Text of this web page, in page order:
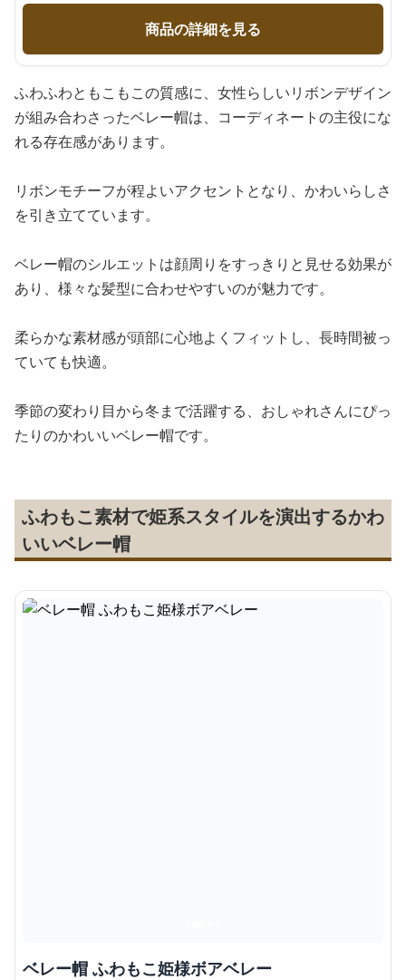
商品の詳細を見る
ふわふわともこもこの質感に、女性らしいリボンデザイン
が組み合わさったベレー帽は、コーディネートの主役にな
れる存在感があります。
リボンモチーフが程よいアクセントとなり、かわいらしさ
を引き立てています。
ベレー帽のシルエットは顔周りをすっきりと見せる効果が
あり、様々な髪型に合わせやすいのが魅力です。
柔らかな素材感が頭部に心地よくフィットし、長時間被っ
ていても快適。
季節の変わり目から冬まで活躍する、おしゃれさんにぴっ
たりのかわいいベレー帽です。
ふわもこ素材で姫系スタイルを演出するかわ
いいベレー帽
ベレー帽 ふわもこ姫様ボアベレー